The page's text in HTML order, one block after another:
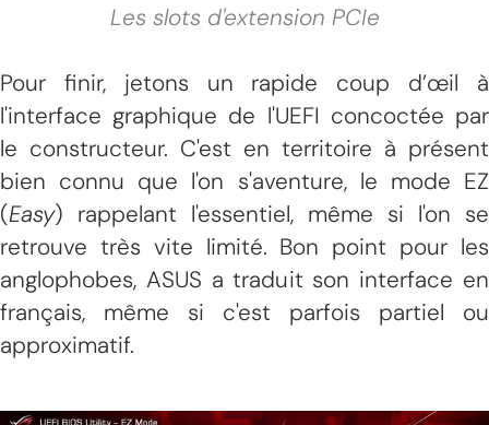
Les slots d'extension PCIe
Pour finir, jetons un rapide coup d’œil à
l'interface graphique de l'UEFI concoctée par
le constructeur. C'est en territoire à présent
bien connu que l'on s'aventure, le mode EZ
(Easy) rappelant l'essentiel, même si l'on se
retrouve très vite limité. Bon point pour les
anglophobes, ASUS a traduit son interface en
français, même si c'est parfois partiel ou
approximatif.